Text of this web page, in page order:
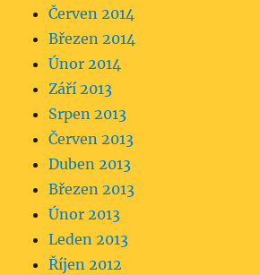
Červen 2014
Březen 2014
Únor 2014
Září 2013
Srpen 2013
Červen 2013
Duben 2013
Březen 2013
Únor 2013
Leden 2013
Říjen 2012